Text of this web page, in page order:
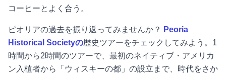
コーヒーとよく合う。
ピオリアの過去を振り返ってみませんか？
Peoria
Historical Societyの歴史ツアーをチェックしてみよう。1
時間から2時間のツアーで、最初のネイティブ・アメリカ
ン入植者から「ウィスキーの都」の設立まで、時代をさか